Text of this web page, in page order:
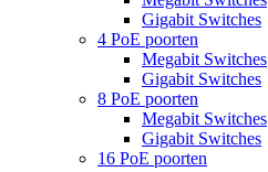
Gigabit Switches
4 PoE poorten
Megabit Switches
Gigabit Switches
8 PoE poorten
Megabit Switches
Gigabit Switches
16 PoE poorten